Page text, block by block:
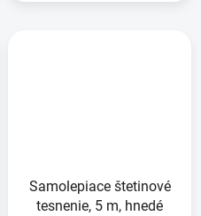
Samolepiace štetinové
tesnenie, 5 m, hnedé